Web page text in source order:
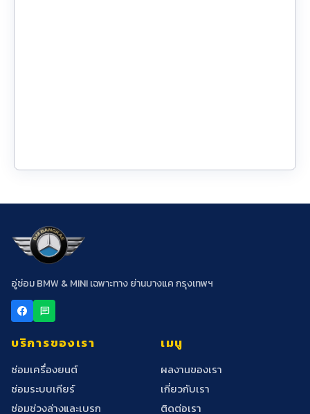
อู่ซ่อม BMW & MINI เฉพาะทาง ย่านบางแค กรุงเทพฯ
chat
บริการของเรา
ซ่อมเครื่องยนต์
ซ่อมระบบเกียร์
ซ่อมช่วงล่างและเบรก
เมนู
ผลงานของเรา
เกี่ยวกับเรา
ติดต่อเรา